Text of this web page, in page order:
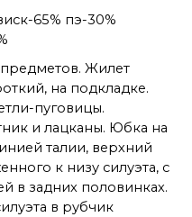
65% пэ-30%
Жилет
на подкладке.
пуговицы.
и лацканы. Юбка на
талии, верхний
к низу силуэта, с
в задних половинках.
в рубчик